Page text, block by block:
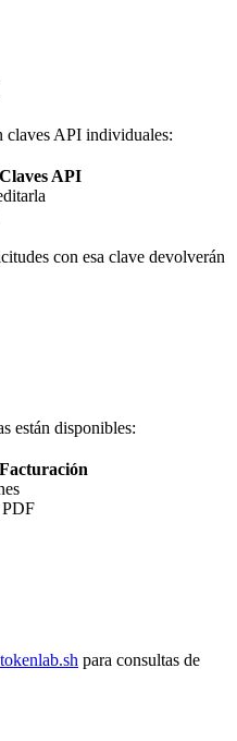
claves API individuales:
API
con esa clave devolverán
están disponibles:
PDF
para consultas de